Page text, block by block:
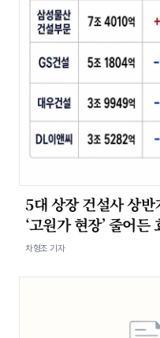
5대 상장 건설사 상
‘고원가 현장’ 줄어든
차형조 기자